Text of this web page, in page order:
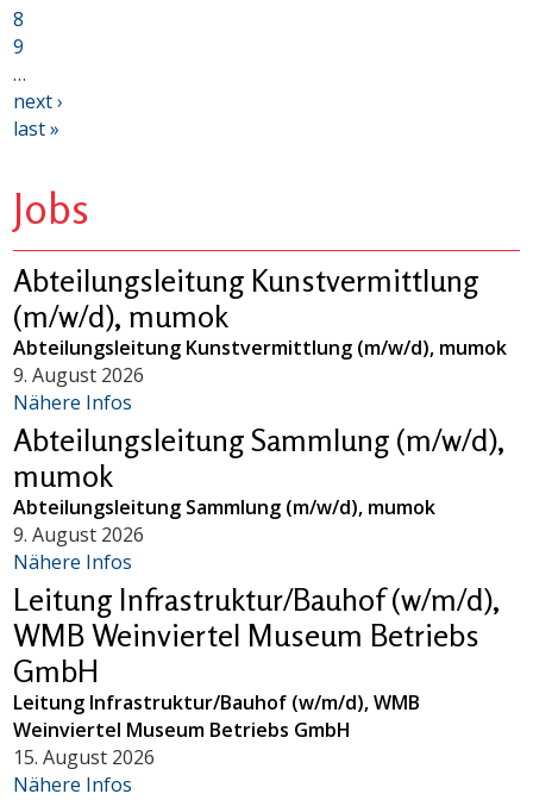
8
9
…
next ›
last »
Jobs
Abteilungsleitung Kunstvermittlung
(m/w/d), mumok
Abteilungsleitung Kunstvermittlung (m/w/d), mumok
9. August 2026
Nähere Infos
Abteilungsleitung Sammlung (m/w/d),
mumok
Abteilungsleitung Sammlung (m/w/d), mumok
9. August 2026
Nähere Infos
Leitung Infrastruktur/Bauhof (w/m/d),
WMB Weinviertel Museum Betriebs
GmbH
Leitung Infrastruktur/Bauhof (w/m/d), WMB
Weinviertel Museum Betriebs GmbH
15. August 2026
Nähere Infos